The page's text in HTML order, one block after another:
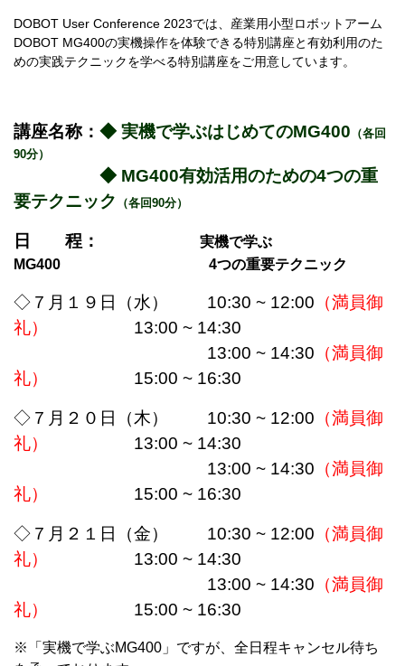
DOBOT User Conference 2023では、産業用小型ロボットアーム
DOBOT MG400の実機操作を体験できる特別講座と有効利用のた
めの実践テクニックを学べる特別講座をご用意しています。
講座名称： ◆ 実機で学ぶはじめてのMG400 （各回
90分）
◆ MG400有効活用のための4つの重
要テクニック
（各回90分）
日 程：
実機で学ぶ
MG400 4つの重要テクニック
◇７月１９日（水） 10:30 ~ 12:00 （満員御
礼）
13:00 ~ 14:30
13:00 ~ 14:30 （満員御
礼）
15:00 ~ 16:30
◇７月２０日（木） 10:30 ~ 12:00 （満員御
礼）
13:00 ~ 14:30
13:00 ~ 14:30 （満員御
礼）
15:00 ~ 16:30
◇７月２１日（金） 10:30 ~ 12:00 （満員御
礼）
13:00 ~ 14:30
13:00 ~ 14:30 （満員御
礼）
15:00 ~ 16:30
※「実機で学ぶMG400」ですが、全日程キャンセル待ち